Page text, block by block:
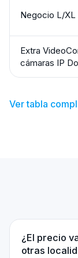
Negocio L/XL
Extra
cámaras IP
Ver tabla
¿El precio
otras